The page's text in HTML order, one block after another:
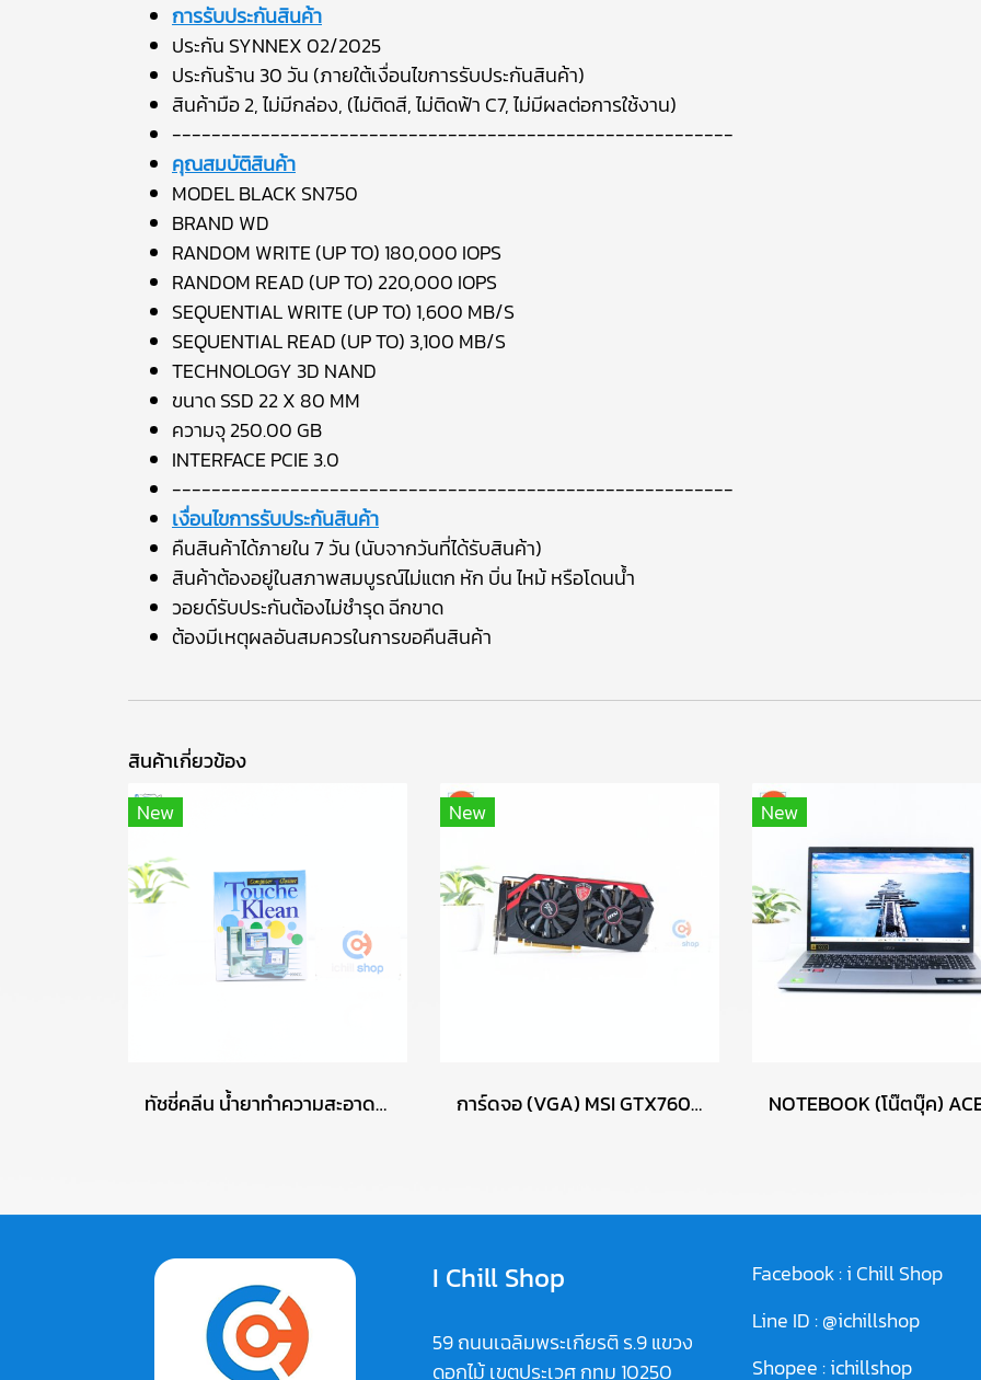
การรับประกันสินค้า
ประกัน SYNNEX 02/2025
ประกันร้าน 30 วัน (ภายใต้เงื่อนไขการรับประกันสินค้า)
สินค้ามือ 2, ไม่มีกล่อง, (ไม่ติดสี, ไม่ติดฟ้า C7, ไม่มีผลต่อการใช้งาน)
---------------------------------------------------------
คุณสมบัติสินค้า
MODEL BLACK SN750
BRAND WD
RANDOM WRITE (UP TO) 180,000 IOPS
RANDOM READ (UP TO) 220,000 IOPS
SEQUENTIAL WRITE (UP TO) 1,600 MB/S
SEQUENTIAL READ (UP TO) 3,100 MB/S
TECHNOLOGY 3D NAND
ขนาด SSD 22 X 80 MM
ความจุ 250.00 GB
INTERFACE PCIE 3.0
---------------------------------------------------------
เงื่อนไขการรับประกันสินค้า
คืนสินค้าได้ภายใน 7 วัน (นับจากวันที่ได้รับสินค้า)
สินค้าต้องอยู่ในสภาพสมบูรณ์ไม่แตก หัก บิ่น ไหม้ หรือโดนน้ำ
วอยด์รับประกันต้องไม่ชำรุด ฉีกขาด
ต้องมีเหตุผลอันสมควรในการขอคืนสินค้า
สินค้าเกี่ยวข้อง
New
ทัชชี่คลีน น้ำยาทำความสะอาดคอมพิวเตอร์ COMPUTER CLEANER TOUCHE KLEAN ปริมาณ 200 มล. (ของใหม่) P16531
New
การ์ดจอ (VGA) MSI GTX760 2GB 2F GAMING OC P17695
New
I Chill Shop
59 ถนนเฉลิมพระเกียรติ ร.9 แขวง
ดอกไม้ เขตประเวศ กทม 10250
Facebook :i Chill Shop
Line ID :@ichillshop
Shopee :ichillshop